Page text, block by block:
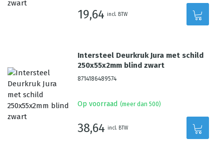
19,64 incl. BTW
Intersteel Deurkruk Jura met schild
250x55x2mm blind zwart
8714186489574
Op voorraad (meer dan 500)
38,64 incl. BTW